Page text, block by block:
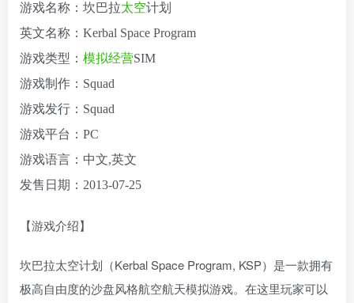
游戏名称：坎巴拉太空计划
英文名称：Kerbal Space Program
游戏类型： 模拟经营SIM
游戏制作：Squad
游戏发行：Squad
游戏平台：PC
游戏语言：中文,英文
发售日期：2013-07-25
【游戏介绍】
坎巴拉太空计划（Kerbal Space Program, KSP）是一款拥有
极高自由度的沙盘风格航空航天模拟游戏。在这里玩家可以